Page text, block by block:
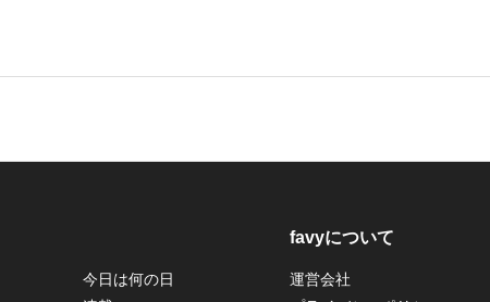
今日は何の日
favyについて
運営会社